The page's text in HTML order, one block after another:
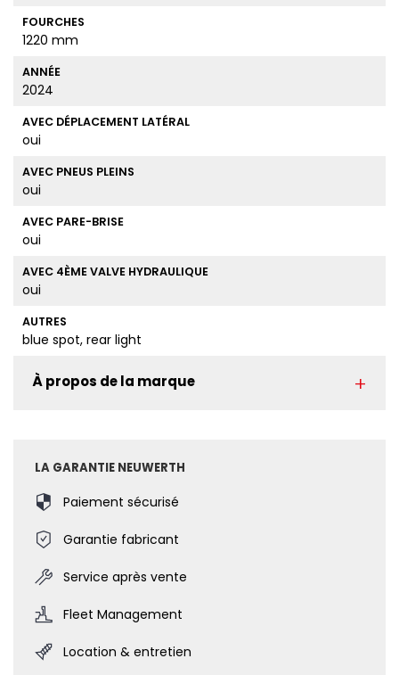
FOURCHES
1220 mm
ANNÉE
2024
AVEC DÉPLACEMENT LATÉRAL
oui
AVEC PNEUS PLEINS
oui
AVEC PARE-BRISE
oui
AVEC 4ÈME VALVE HYDRAULIQUE
oui
AUTRES
blue spot, rear light
À propos de la marque
LA GARANTIE NEUWERTH
Paiement sécurisé
Garantie fabricant
Service après vente
Fleet Management
Location & entretien